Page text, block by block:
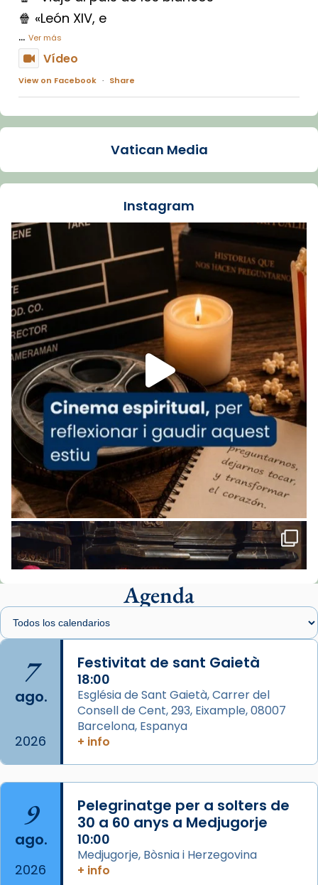
🍿 «León XIV, e
... Ver más
Vídeo
View on Facebook · Share
Arquebisbat de Barcelona
La Carmina va patir depressió. Fa gairebé
dos mesos, a l'Estadi Lluís Companys, la
Recupera l'entrevista comp
Vatican
tican News 👇
www.vaticannews.va/es/iglesia/news/2026-
07/carmina-historia-depresion-papa-viaje-
espana-testimoni...
Foto
View on Facebook · Share
Arquebisbat de Barcelona
1 week ago
«Avui les santes Juliana i Semproniana ens
ajuden a alçar la mirada»
Mons. Sergi Gordo, bisbe de Tortosa, ha
presidit aquest 27 de juliol la missa de Les
Santes de Mataró.
🔗tinyurl.com/cvu5jmbk
📸 J. Merino
is at Catedral
de Barcelona.
1 week ago
Aquest dilluns, 27 de juliol, ha tingut lloc la
missa d’acció de gràcies en agraïment al
comitè organitzador de la visita apostòlica
L’arquebisbe de Barcelona, el cardenal Joan
Josep Omella, ha presidit la missa i l’ha
concelebrat el bisbe auxiliar de Barcelona,
Mons. David Abadías.
📸 Dr. G. Simón
Vatican Media
Instagram
Agenda
7
ago.
2026
Festivitat de sant Gaietà
18:00
Església de Sant Gaietà, Carrer del
Consell de Cent, 293, Eixample, 08007
Barcelona, Espanya
+ info
9
ago.
2026
Pelegrinatge per a solters de
30 a 60 anys a Medjugorje
10:00
Medjugorje, Bòsnia i Herzegovina
+ info